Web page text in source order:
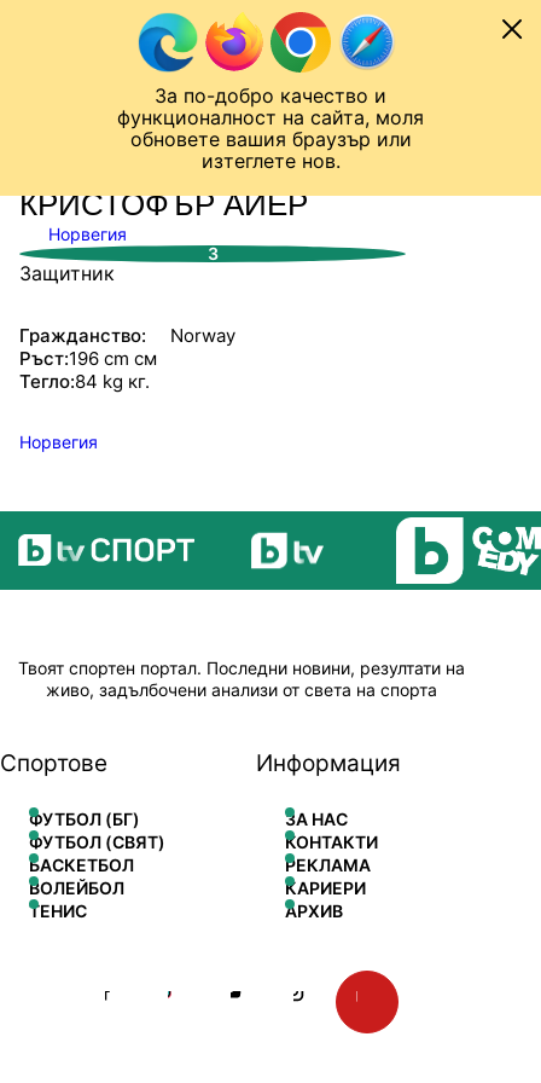
За по-добро качество и
функционалност на сайта, моля
обновете вашия браузър или
изтеглете нов.
Към съдържанието
Лига на Конференциите
СТАТИСТИКИ
КРИСТОФЪР АЙЕР
Норвегия
3
Защитник
Гражданство:
Norway
Ръст:196 cm см
Тегло:84 kg кг.
Норвегия
Твоят спортен портал. Последни новини, резултати на
живо, задълбочени анализи от света на спорта
Спортове
ФУТБОЛ (БГ)
ФУТБОЛ (СВЯТ)
БАСКЕТБОЛ
ВОЛЕЙБОЛ
ТЕНИС
Информация
ЗА НАС
КОНТАКТИ
РЕКЛАМА
КАРИЕРИ
АРХИВ